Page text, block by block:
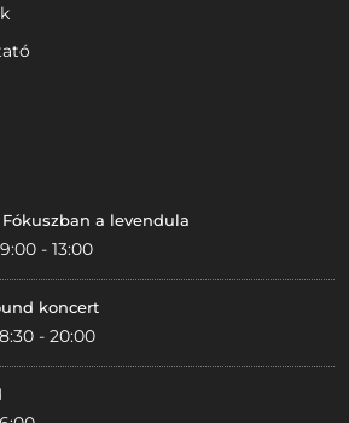
Fókuszban a levendula
- 13:00
koncert
- 20:00